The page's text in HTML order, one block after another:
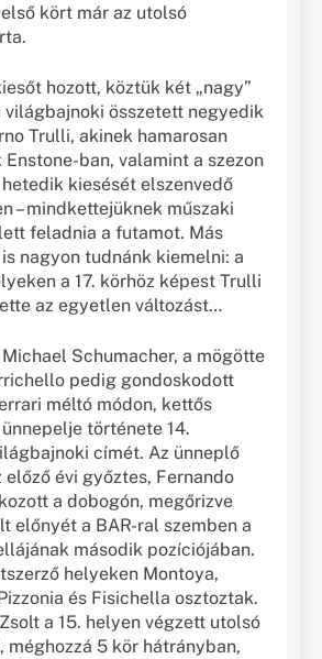
kört már az utolsó
hozott, köztük két „nagy”
világbajnoki összetett negyedik
Trulli, akinek hamarosan
ban, valamint a szezon
kiesését elszenvedő
– mindkettejüknek műszaki
feladnia a futamot. Más
nagyon tudnánk kiemelni: a
a 17. körhöz képest Trulli
az egyetlen változást…
Schumacher, a mögötte
pedig gondoskodott
méltó módon, kettős
története 14.
címét. Az ünneplő
előző évi győztes, Fernando
a dobogón, megőrizve
előnyét a BAR-ral szemben a
második pozíciójában.
helyeken Montoya,
és Fisichella osztoztak.
a 15. helyen végzett utolsó
méghozzá 5 kör hátrányban,